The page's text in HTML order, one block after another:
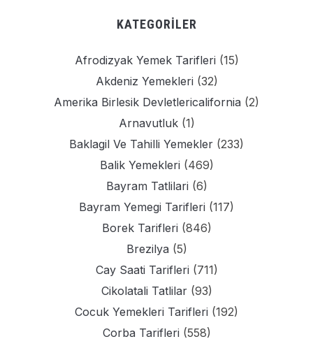
KATEGORILER
Afrodizyak Yemek Tarifleri (15)
Akdeniz Yemekleri (32)
Amerika Birlesik Devletlericalifornia (2)
Arnavutluk(1)
Baklagil Ve Tahilli Yemekler (233)
Balik Yemekleri (469)
Bayram Tatlilari (6)
Bayram Yemegi Tarifleri (117)
Borek Tarifleri (846)
Brezilya (5)
Cay Saati Tarifleri (711)
Cikolatali Tatlilar(93)
Cocuk Yemekleri Tarifleri (192)
Corba Tarifleri (558)